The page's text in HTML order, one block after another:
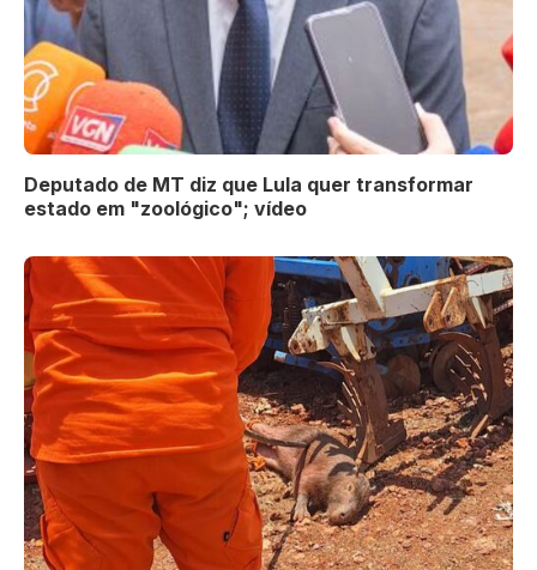
Deputado de MT diz que Lula quer transformar
estado em "zoológico"; vídeo